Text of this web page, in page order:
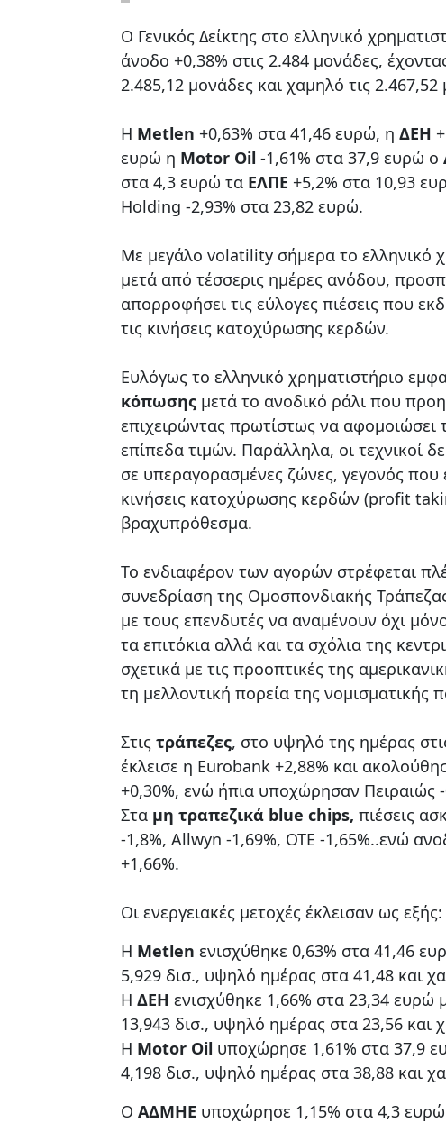
Ο Γενικός Δείκτης στο ελληνικό
άνοδο +0,38% στις 2.484 μονάδες,
2.485,12 μονάδες και χαμηλό τις 2.467,52
H Μetlen +0,63% στα 41,46 ευρώ, η ΔΕΗ
ευρώ η Motor Oil -1,61% στα 37,9 ευρώ ο
στα 4,3 ευρώ τα ΕΛΠΕ +5,2% στα 10,93
Holding -2,93% στα 23,82 ευρώ.
Με μεγάλο volatility σήμερα το ελληνικό
μετά από τέσσερις ημέρες ανόδου,
απορροφήσει τις εύλογες πιέσεις που
τις κινήσεις κατοχύρωσης κερδών.
Ευλόγως το ελληνικό χρηματιστήριο
κόπωσης μετά το ανοδικό ράλι που
επιχειρώντας πρωτίστως να αφομοιώσει
επίπεδα τιμών. Παράλληλα, οι τεχνικοί
σε υπεραγορασμένες ζώνες, γεγονός που
κινήσεις κατοχύρωσης κερδών (profit
βραχυπρόθεσμα.
Το ενδιαφέρον των αγορών στρέφεται
συνεδρίαση της Ομοσπονδιακής
με τους επενδυτές να αναμένουν όχι
τα επιτόκια αλλά και τα σχόλια της
σχετικά με τις προοπτικές της
τη μελλοντική πορεία της νομισματικής
Στις τράπεζες, στο υψηλό της ημέρας
έκλεισε η Eurobank +2,88% και
+0,30%, ενώ ήπια υποχώρησαν Πειραιώς
Στα μη τραπεζικά blue chips, πιέσεις
-1,8%, Αllwyn -1,69%, ΟΤΕ -1,65%..ενώ
+1,66%.
Οι ενεργειακές μετοχές έκλεισαν ως εξής:
H Μetlen ενισχύθηκε 0,63% στα 41,46
5,929 δισ., υψηλό ημέρας στα 41,48 και
H ΔΕΗ ενισχύθηκε 1,66% στα 23,34
13,943 δισ., υψηλό ημέρας στα 23,56 και
Η Motor Oil υποχώρησε 1,61% στα 37,9
4,198 δισ., υψηλό ημέρας στα 38,88 και
Ο AΔMHE υποχώρησε 1,15% στα 4,3